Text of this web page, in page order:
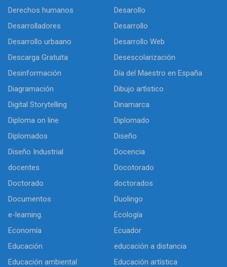
Derechos humanos
Desarollo
Desarrolladores
Desarrollo
Desarrollo urbaano
Desarrollo Web
Descarga Gratuita
Desescolarización
Desinformación
Día del Maestro en España
Diagramación
Dibujo artìstico
Digital Storytelling
Dinamarca
Diploma on line
Diplomado
Diplomados
Diseño
Diseño Industrial
Docencia
docentes
Docotorado
Doctorado
doctorados
Documentos
Duolingo
e-learning.
Ecología
Economía
Ecuador
Educación
educación a distancia
Educación ambiental
Educación artística